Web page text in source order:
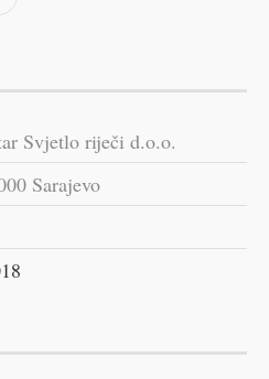
Svjetlo riječi d.o.o.
Sarajevo